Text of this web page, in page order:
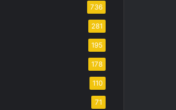
736
281
195
178
110
71